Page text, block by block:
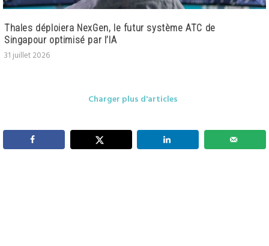
Thales déploiera NexGen, le futur système ATC de
Singapour optimisé par l’IA
31 juillet 2026
Charger plus d'articles